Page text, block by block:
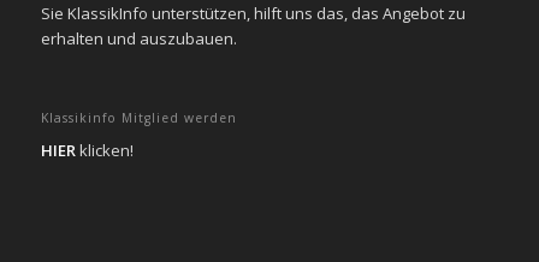
Sie KlassikInfo unterstützen, hilft uns das, das Angebot zu
erhalten und auszubauen.
Klassikinfo Mitglied werden
HIERklicken!